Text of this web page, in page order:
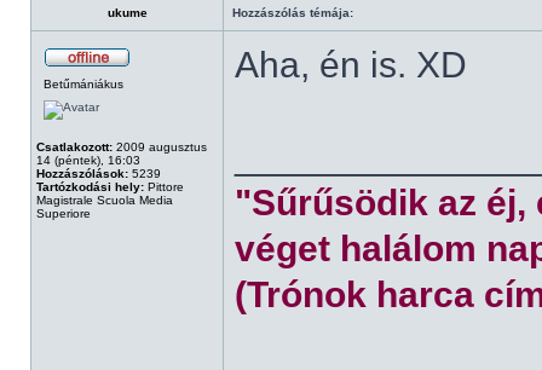
ukume Hozzászólás témája:
Betűmániákus
Csatlakozott: 2009 augusztus
14 (péntek), 16:03
Hozzászólások: 5239
Tartózkodási hely: Pittore
Magistrale Scuola Media
Superiore
Aha, én is. XD
"Sűrűsödik az éj,
véget halálom
(Trónok harca